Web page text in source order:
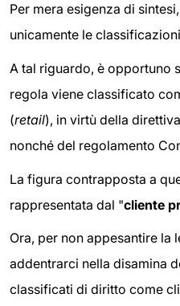
Per mera esigenza di
unicamente le
A tal riguardo, è opportuno
regola viene classificato
(retail), in virtù della
nonché del regolamento
La figura contrapposta a
rappresentata dal "cliente
Ora, per non appesantire la
addentrarci nella disamina
classificati di diritto come